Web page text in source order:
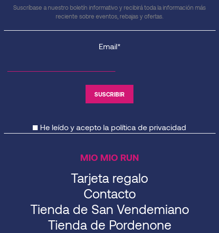
Suscríbase a nuestro boletín informativo y recibirá toda la información más
reciente sobre eventos, rebajas y ofertas.
Email*
He leído y acepto la política de privacidad
MIO MIO RUN
Tarjeta regalo
Contacto
Tienda de San Vendemiano
Tienda de Pordenone